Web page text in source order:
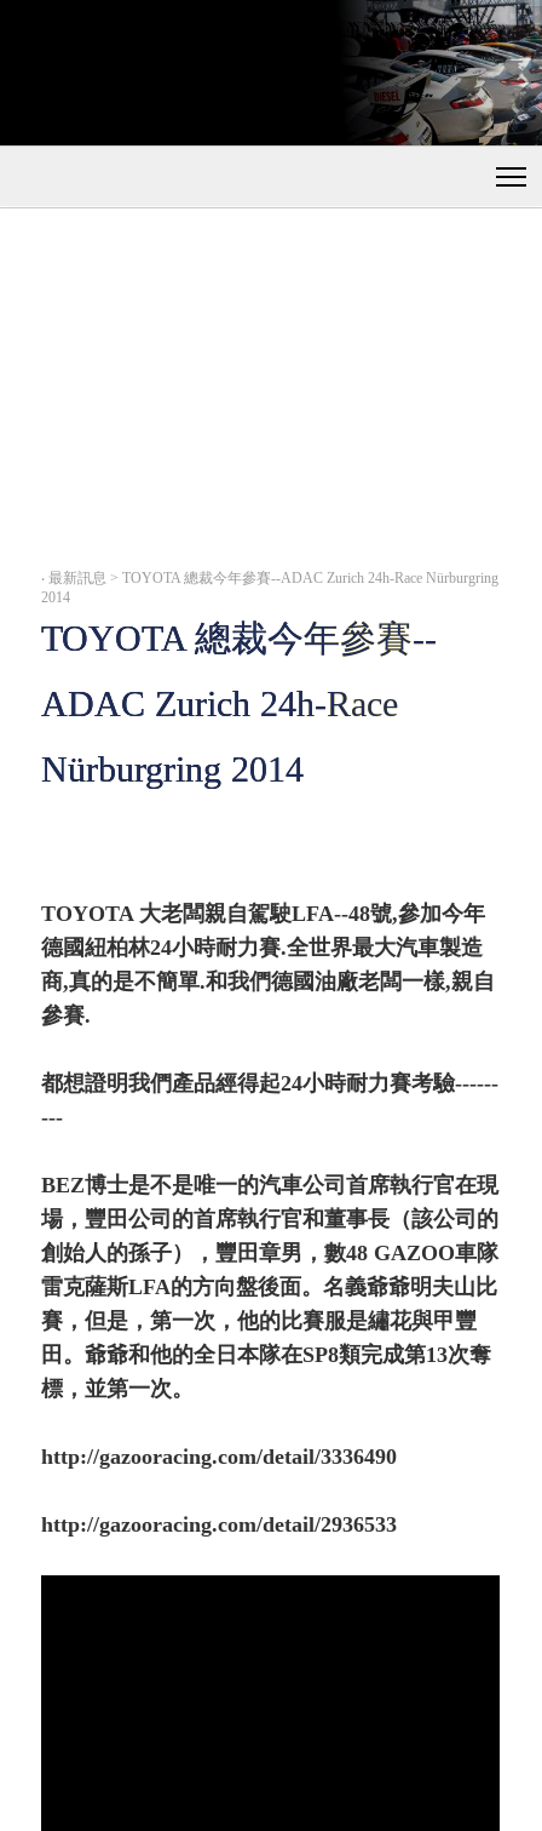
‧最新訊息 > TOYOTA 總裁今年參賽--ADAC Zurich 24h-Race Nürburgring
2014
TOYOTA 總裁今年參賽--
ADAC Zurich 24h-Race
Nürburgring 2014
TOYOTA 大老闆親自駕駛LFA--48號,參加今年
德國紐柏林24小時耐力賽.全世界最大汽車製造
商,真的是不簡單.和我們德國油廠老闆一樣,親自
參賽.
都想證明我們產品經得起24小時耐力賽考驗------
---
BEZ博士是不是唯一的汽車公司首席執行官在現
場，豐田公司的首席執行官和董事長（該公司的
創始人的孫子），豐田章男，數48 GAZOO車隊
雷克薩斯LFA的方向盤後面。名義爺爺明夫山比
賽，但是，第一次，他的比賽服是繡花與甲豐
田。爺爺和他的全日本隊在SP8類完成第13次奪
標，並第一次。
http://gazooracing.com/detail/3336490
http://gazooracing.com/detail/2936533